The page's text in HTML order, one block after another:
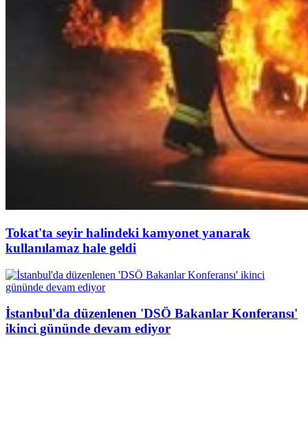
Tokat'ta seyir halindeki kamyonet yanarak
kullanılamaz hale geldi
İstanbul'da düzenlenen 'DSÖ Bakanlar Konferansı'
ikinci gününde devam ediyor